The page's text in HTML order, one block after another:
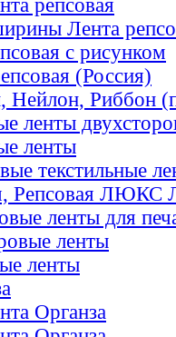
репсовая
Лента
с рисунком
(Россия)
Нейлон, Риббон
ленты
ленты
текстильные
Репсовая ЛЮКС
ленты для
ленты
ленты
Органза